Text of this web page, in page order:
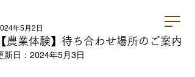
農業体験】待ち合わせ場所のご案内
年5月2日
新日： 2024年5月3日